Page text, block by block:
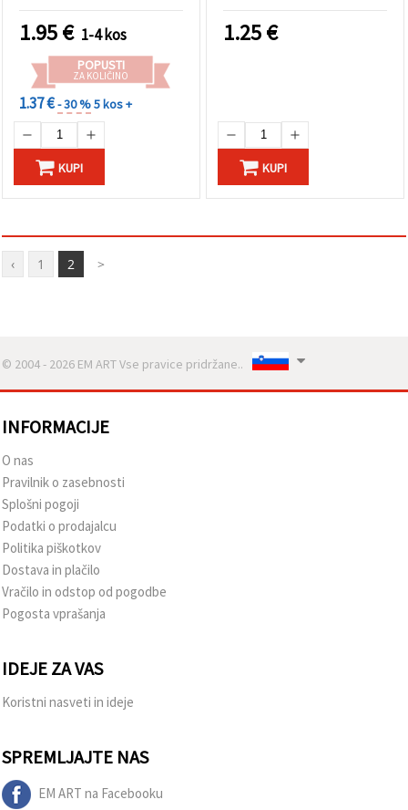
1.95€ 1-4 kos
POPUSTI
ZA KOLIČINO
1.37 €- 30 %5 kos +
KUPI
85 x 145 mm
1.25€
KUPI
‹ 1 2 >
© 2004 - 2026 EM ART Vse pravice pridržane..
INFORMACIJE
O nas
Pravilnik o zasebnosti
Splošni pogoji
Podatki o prodajalcu
Politika piškotkov
Dostava in plačilo
Vračilo in odstop od pogodbe
Pogosta vprašanja
IDEJE ZA VAS
Koristni nasveti in ideje
SPREMLJAJTE NAS
EM ART na Facebooku